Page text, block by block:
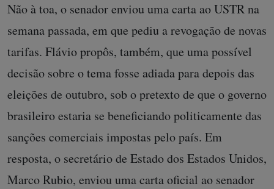
Não à toa, o senador enviou uma carta ao USTR na
semana passada, em que pediu a revogação de novas
tarifas. Flávio propôs, também, que uma possível
decisão sobre o tema fosse adiada para depois das
eleições de outubro, sob o pretexto de que o governo
brasileiro estaria se beneficiando politicamente das
sanções comerciais impostas pelo país. Em
resposta, o secretário de Estado dos Estados Unidos,
Marco Rubio, enviou uma carta oficial ao senador